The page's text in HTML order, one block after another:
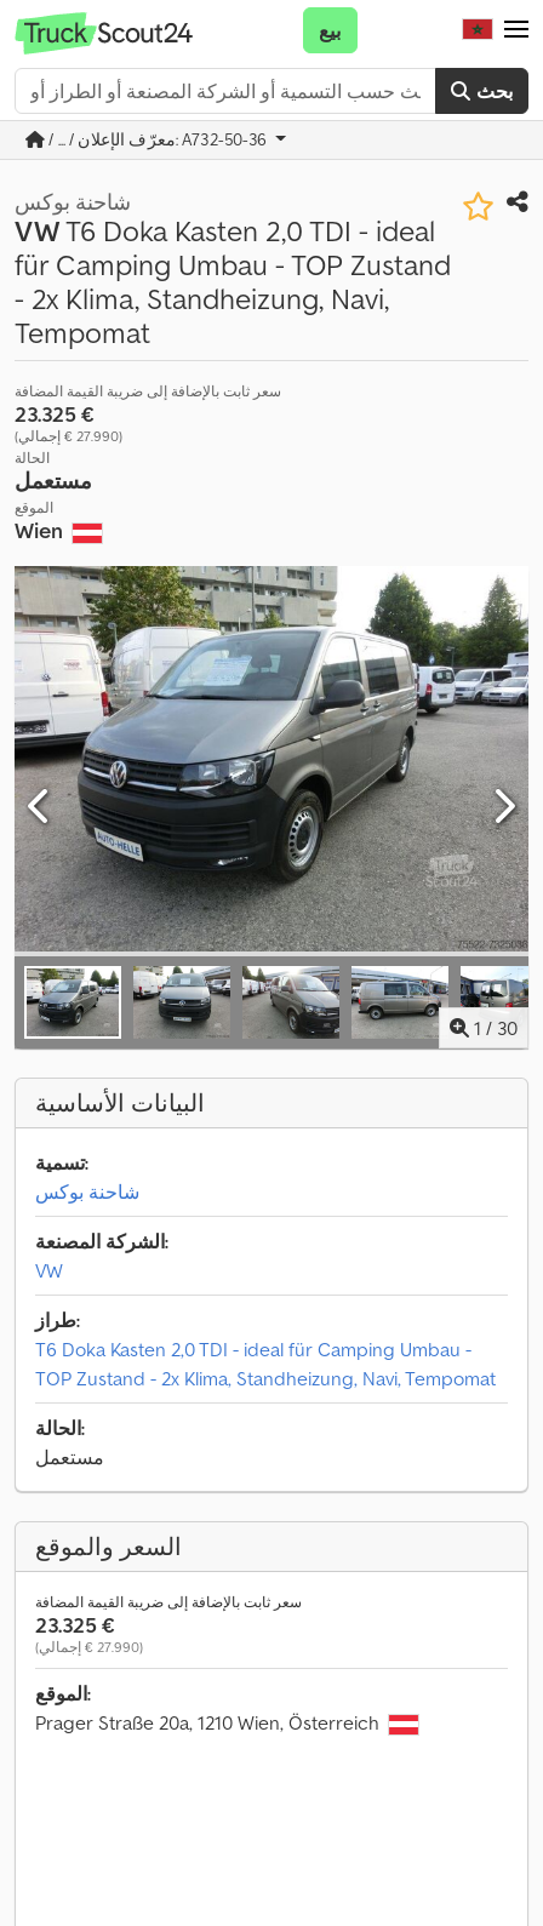
بحث
بيع
/ ... / معرّف الإعلان: A732-50-36
شاحنة بوكس
VWT6 Doka Kasten 2,0 TDI - ideal
für Camping Umbau - TOP Zustand
- 2x Klima, Standheizung, Navi,
Tempomat
سعر ثابت بالإضافة إلى ضريبة القيمة المضافة
‏23.325 €
(‏27.990 € إجمالي)
الحالة
مستعمل
الموقع
Wien
1 / 30
البيانات الأساسية
تسمية:
شاحنة بوكس
الشركة المصنعة:
VW
طراز:
T6 Doka Kasten 2,0 TDI - ideal für Camping Umbau -
TOP Zustand - 2x Klima, Standheizung, Navi, Tempomat
الحالة:
مستعمل
السعر والموقع
سعر ثابت بالإضافة إلى ضريبة القيمة المضافة
‏23.325 €
(‏27.990 € إجمالي)
الموقع:
Prager Straße 20a, 1210 Wien, Österreich